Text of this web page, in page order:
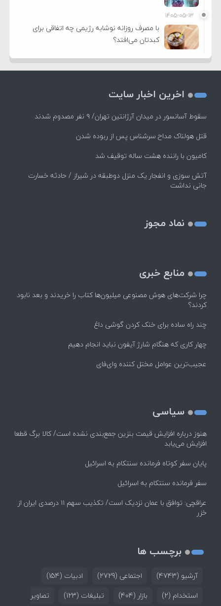
۱۴۰۵-۰۵-۱۳
با مصرف روزانه نوشابه رژیمی چه اتفاقی برای
کبدتان می‌افتد؟
اخرین اخبار سایت
سقوط آسانسور در میدان آرژانتین تهران/ ۹ نفر مصدوم شدند
قتل هولناک مداح سرشناس پس از ربوده شدن
کامیون با راننده هشت ساله توقیف شد
آتش سوزی و انفجار یک منزل دوطبقه در شیراز / حادثه خسارت
جانی نداشت
نماد مجوز
منابع خبری
چرا شرکت‌های هوش مصنوعی میلیون‌ها کتاب را خریدند و بعد نابود
کردند؟
چند راه‌ ساده برای خنک کردن گوشی داغ
چهار کاری که هنگام شارژ آیفون نباید انجام دهیم
عجیب‌ترین عوامل مختل کننده وای‌فای
سیاسی
هنوز درباره افزایش قیمت بنزین جمع‌بندی نشده است/ کالا برگ قطعا
افزایش می‌یابد
پایان سفر کوتاه فرمانده سنتکام به اسرائیل
سفر فرمانده سنتکام به اسرائیل
عراقچی: توافق با عمان نزدیک است/ تکذیب سهم ۱۱ درصدی ایران از
خزر
برچسب ها
آرشیو (4743) اجتماعی (2729) ادبیات (154)
استخدام (2) بازار (404) تبلیغات (123) تصاویر